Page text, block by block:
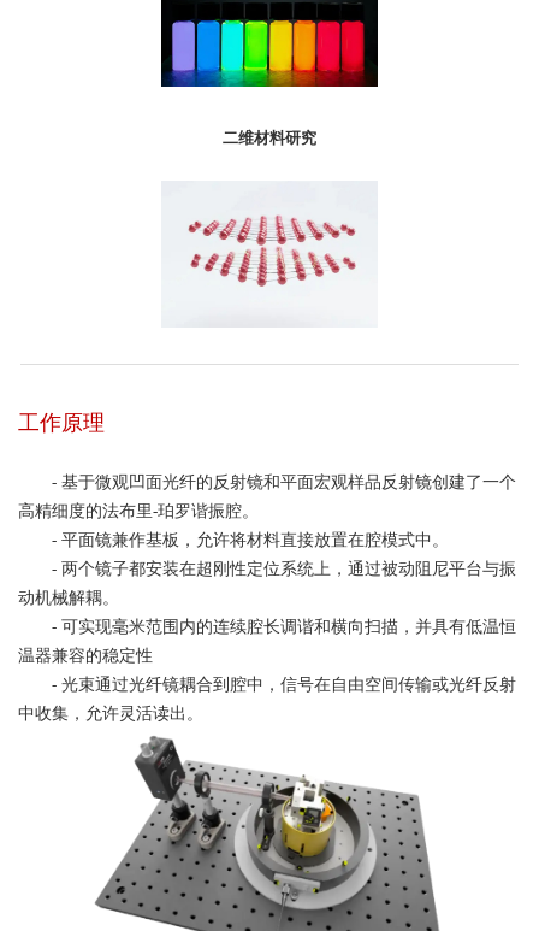
二维材料研究
工作原理
- 基于微观凹面光纤的反射镜和平面宏观样品反射镜创建了一个
高精细度的法布里-珀罗谐振腔。
- 平面镜兼作基板，允许将材料直接放置在腔模式中。
- 两个镜子都安装在超刚性定位系统上，通过被动阻尼平台与振
动机械解耦。
- 可实现毫米范围内的连续腔长调谐和横向扫描，并具有低温恒
温器兼容的稳定性
- 光束通过光纤镜耦合到腔中，信号在自由空间传输或光纤反射
中收集，允许灵活读出。